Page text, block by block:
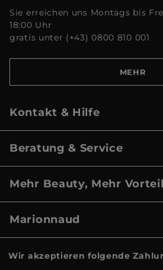
Sie erreichen uns Montags bis
18:00 Uhr
gratis unter (+43) 0800 810 001
MEHR
Kontakt & Hilfe
Beratung & Service
Mehr Beauty, Mehr
Marionnaud
Wir akzeptieren folgende